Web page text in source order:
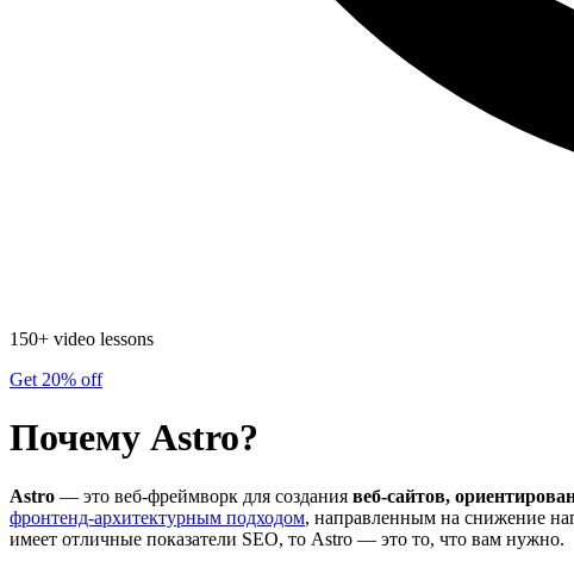
150+ video lessons
Get 20% off
Почему Astro?
Astro — это веб-фреймворк для создания веб-сайтов,
фронтенд-архитектурным подходом, направленным на снижение
имеет отличные показатели SEO, то Astro — это то, что вам нужно.